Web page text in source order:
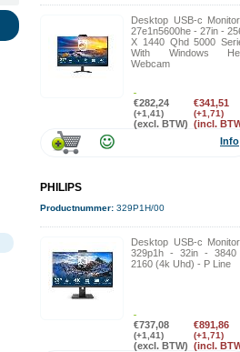
Desktop USB-c
27e1n5600he - 27in -
X 1440 Qhd 5000
With Windows
Webcam
€282,24
(+1,41)
(excl. BTW)
€341,51
(+1,71)
(incl.
Info
PHILIPS
Productnummer: 329P1H/00
Desktop USB-c
329p1h - 32in - 3840
2160 (4k Uhd) - P Line
€737,08
(+1,41)
(excl. BTW)
€891,86
(+1,71)
(incl.